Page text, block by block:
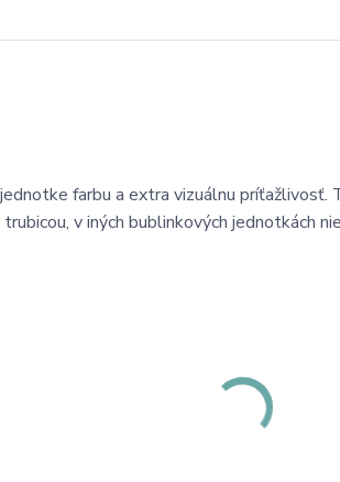
farbu a extra vizuálnu príťažlivosť.
v iných bublinkových jednotkách